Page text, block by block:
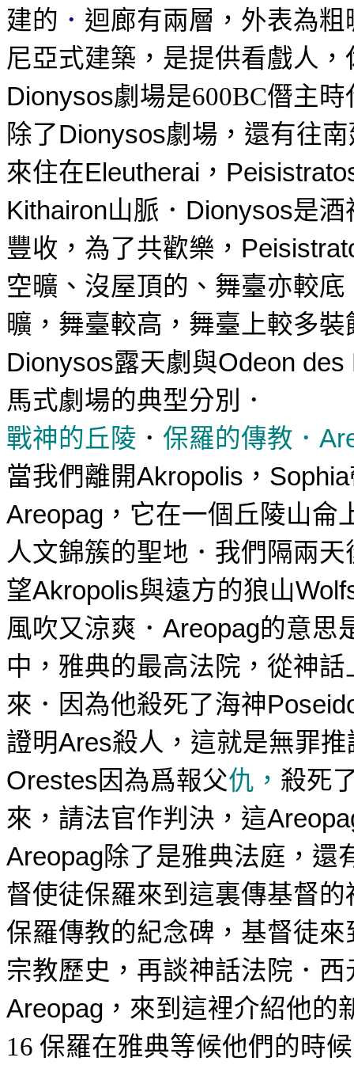
建的 ． 迴廊有兩層，外表為
尼亞式建築，是提供看戲人
Dionysos劇場是600BC僭主
除了Dionysos劇場，還有往
來住在Eleutherai ，
Kithairon山脈． Dionysos是酒
豐收，為了共歡樂，
空曠、沒屋頂的、舞臺亦較
曠，舞臺較高，舞臺上較多
Dionysos露天劇與Odeon des
馬式劇場的典型分別．
戰神的丘陵 ． 保羅的傳教．
當我們離開Akropolis ， Sophia
Areopag ，它在一個丘陵山侖
人文錦簇的聖地．我們隔兩
望Akropolis與遠方的狼山
風吹又涼爽． Areopag的意思
中，雅典的最高法院，從神話
來．因為他殺死了海神
證明Ares殺人，這就是無罪
Orestes因為爲報父仇， 殺死
來，請法官作判決，這
Areopag除了是雅典法庭，還
督使徒保羅來到這裏傳基督
保羅傳教的紀念碑，基督徒
宗教歷史，再談神話法院．西
Areopag ，來到這裡介紹他的
16 保羅在雅典等候他們的時